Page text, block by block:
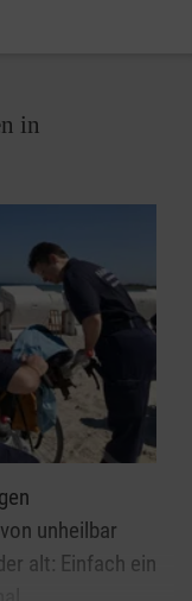
in
unheilbar
alt: Einfach ein